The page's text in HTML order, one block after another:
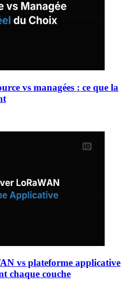
vs managées : ce que la
vs plateforme applicative
chaque couche